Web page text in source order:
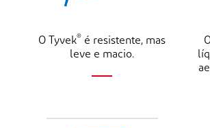
O Tyvek® é resistente, mas
leve e macio.